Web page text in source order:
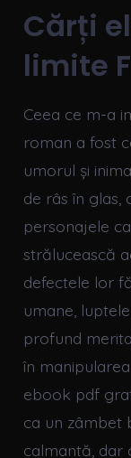
Cărți
limite
Ceea ce m-a
roman a fost
umorul și
de râs în glas,
personajele
strălucească
defectele lor
umane,
profund
în
ebook pdf
ca un zâmbet
calmantă, dar